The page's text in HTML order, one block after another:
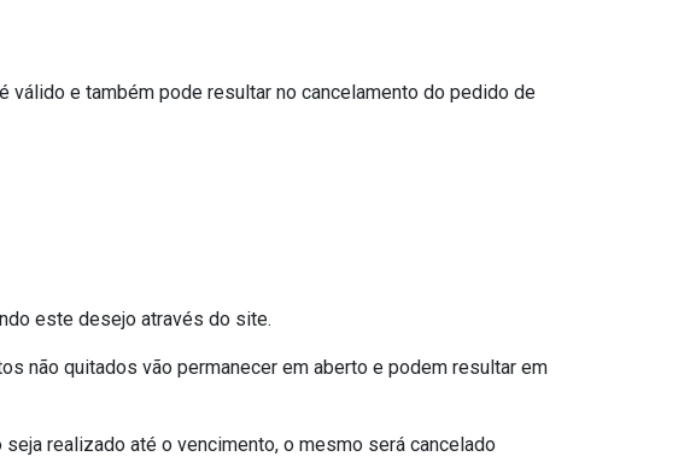
válido e também pode resultar no cancelamento do pedido de
este desejo através do site.
não quitados vão permanecer em aberto e podem resultar em
realizado até o vencimento, o mesmo será cancelado